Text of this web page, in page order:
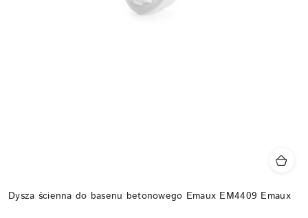
Dysza ścienna do basenu betonowego Emaux EM4409 Emaux